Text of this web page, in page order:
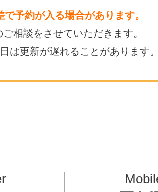
で予約が入る場合があります。
ご相談をさせていただきます。
は更新が遅れることがあります。